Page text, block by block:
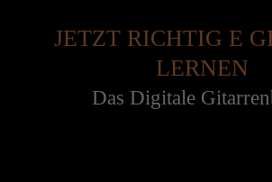
JETZT RICHTIG E
LERNEN
Das Digitale